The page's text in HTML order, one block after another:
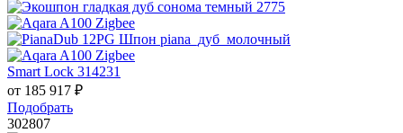
Smart Lock 314231
от 185 917 ₽
Подобрать
302807